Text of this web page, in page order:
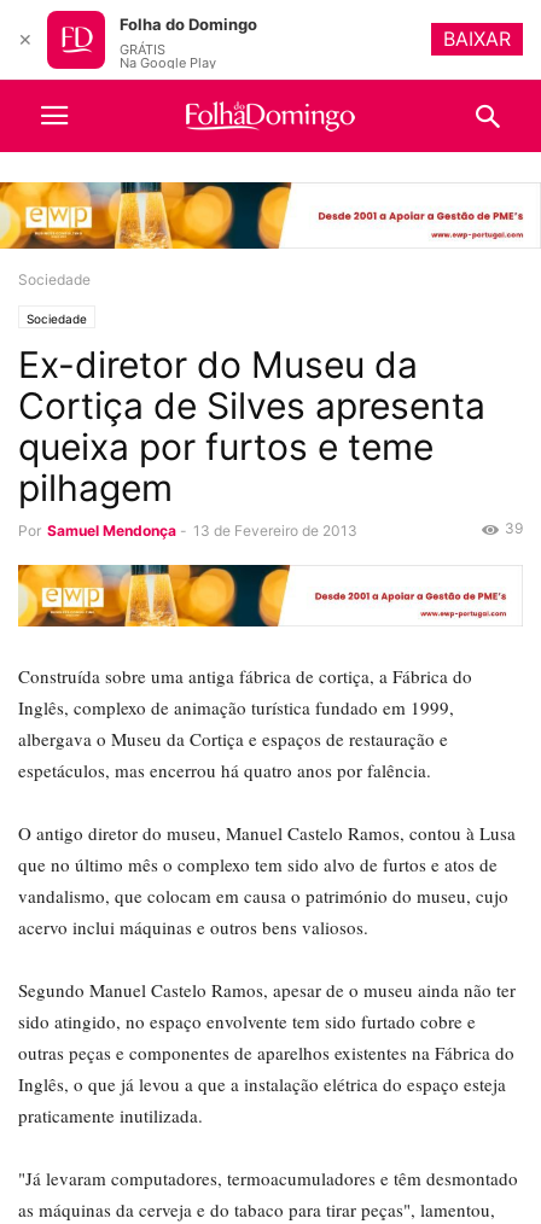
Sociedade
Sociedade
Ex-diretor do Museu da
Cortiça de Silves apresenta
queixa por furtos e teme
pilhagem
Por Samuel Mendonça - 13 de Fevereiro de 2013 39
Construída sobre uma antiga fábrica de cortiça, a Fábrica do
Inglês, complexo de animação turística fundado em 1999,
albergava o Museu da Cortiça e espaços de restauração e
espetáculos, mas encerrou há quatro anos por falência.
O antigo diretor do museu, Manuel Castelo Ramos, contou à Lusa
que no último mês o complexo tem sido alvo de furtos e atos de
vandalismo, que colocam em causa o património do museu, cujo
acervo inclui máquinas e outros bens valiosos.
Segundo Manuel Castelo Ramos, apesar de o museu ainda não ter
sido atingido, no espaço envolvente tem sido furtado cobre e
outras peças e componentes de aparelhos existentes na Fábrica do
Inglês, o que já levou a que a instalação elétrica do espaço esteja
praticamente inutilizada.
"Já levaram computadores, termoacumuladores e têm desmontado
as máquinas da cerveja e do tabaco para tirar peças", lamentou,
✕
Folha do Domingo
GRÁTIS
Na Google Play
BAIXAR